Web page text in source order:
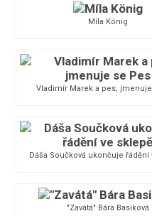
Míla König
Vladimír Marek a pes,
Dáša Součková ukončuje řádění
"Zavátá" Bára Basiková